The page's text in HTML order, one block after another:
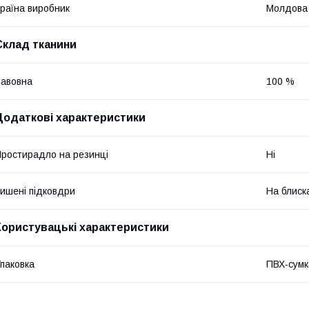
виробник Молдова
тканини
100 %
характеристики
на резинці Ні
підковдри На
характеристики
ПВХ-